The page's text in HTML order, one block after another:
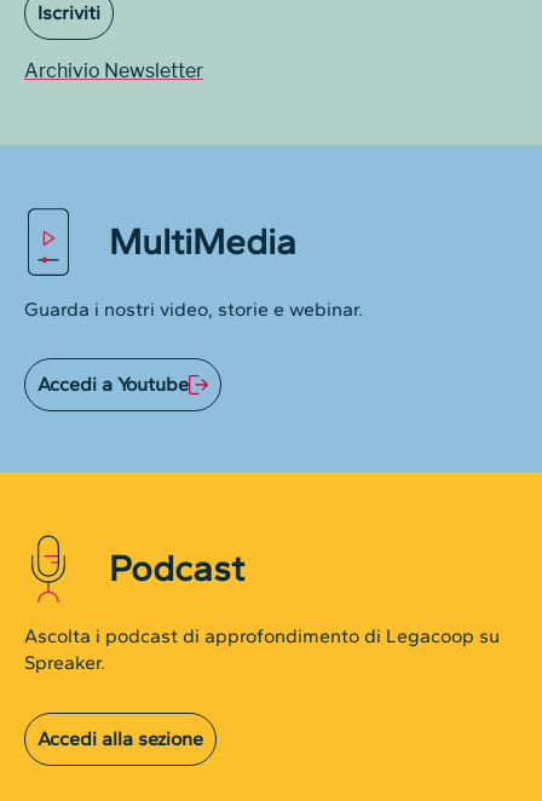
Iscriviti
Archivio Newsletter
MultiMedia
Guarda i nostri video, storie e webinar.
Accedi a Youtube
Podcast
Ascolta i podcast di approfondimento di Legacoop su
Spreaker.
Accedi alla sezione